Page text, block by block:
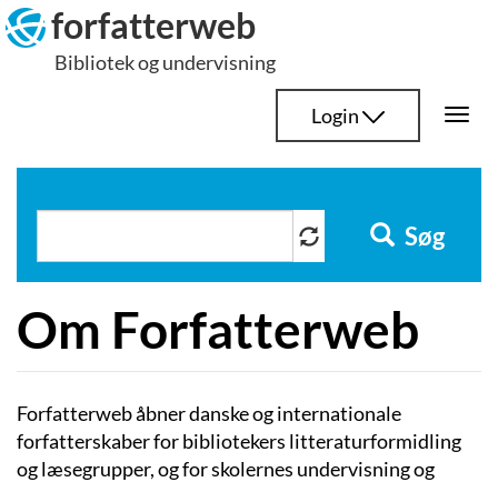
Hop
til
indhold
forfatterweb
Bibliotek og undervisning
Login
Søg
Om Forfatterweb
Forfatterweb åbner danske og internationale
forfatterskaber for bibliotekers litteraturformidling
og læsegrupper, og for skolernes undervisning og